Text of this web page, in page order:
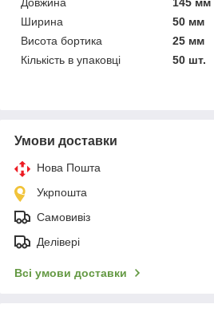
Ширина
50 мм
Висота бортика
25 мм
Кількість в упаковці
50 шт.
Умови доставки
Нова Пошта
Укрпошта
Самовивіз
Делівері
Всі умови доставки